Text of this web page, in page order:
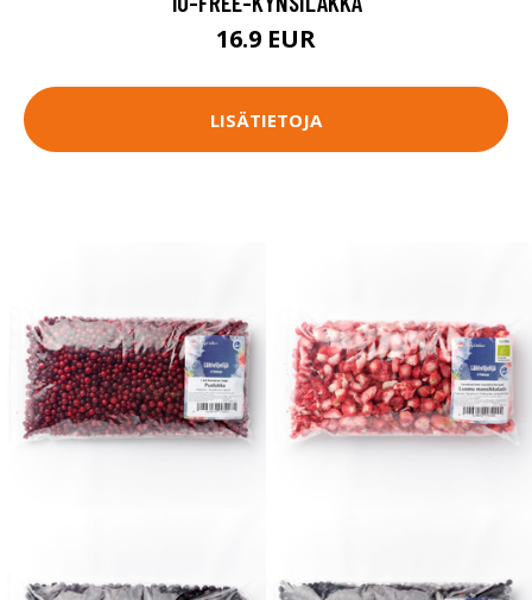
16.9 EUR
LISÄTIETOJA